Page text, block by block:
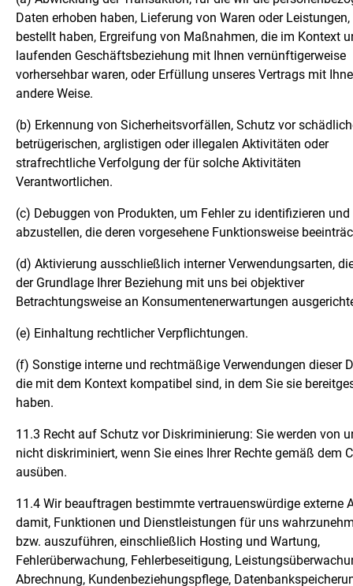
Daten erhoben haben, Lieferung von Waren oder Leistungen,
bestellt haben, Ergreifung von Maßnahmen, die im Kontext
laufenden Geschäftsbeziehung mit Ihnen vernünftigerweise
vorhersehbar waren, oder Erfüllung unseres Vertrags mit
andere Weise.
(b) Erkennung von Sicherheitsvorfällen, Schutz vor
betrügerischen, arglistigen oder illegalen Aktivitäten oder
strafrechtliche Verfolgung der für solche Aktivitäten
Verantwortlichen.
(c) Debuggen von Produkten, um Fehler zu identifizieren und
abzustellen, die deren vorgesehene Funktionsweise
(d) Aktivierung ausschließlich interner Verwendungsarten,
der Grundlage Ihrer Beziehung mit uns bei objektiver
Betrachtungsweise an Konsumentenerwartungen
(e) Einhaltung rechtlicher Verpflichtungen.
(f) Sonstige interne und rechtmäßige Verwendungen dieser
die mit dem Kontext kompatibel sind, in dem Sie sie
haben.
11.3 Recht auf Schutz vor Diskriminierung: Sie werden von
nicht diskriminiert, wenn Sie eines Ihrer Rechte gemäß dem
ausüben.
11.4 Wir beauftragen bestimmte vertrauenswürdige externe
damit, Funktionen und Dienstleistungen für uns
bzw. auszuführen, einschließlich Hosting und Wartung,
Fehlerüberwachung, Fehlerbeseitigung,
Abrechnung, Kundenbeziehungspflege,